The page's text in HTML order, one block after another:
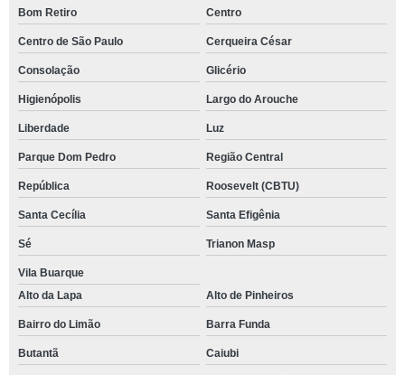
Bom Retiro Centro
Centro de São Paulo Cerqueira César
Consolação Glicério
Higienópolis Largo do Arouche
Liberdade Luz
Parque Dom Pedro Região Central
República Roosevelt (CBTU)
Santa Cecília Santa Efigênia
Sé Trianon Masp
Vila Buarque
Alto da Lapa
Alto de Pinheiros
Bairro do Limão Barra Funda
Butantã Caiubi